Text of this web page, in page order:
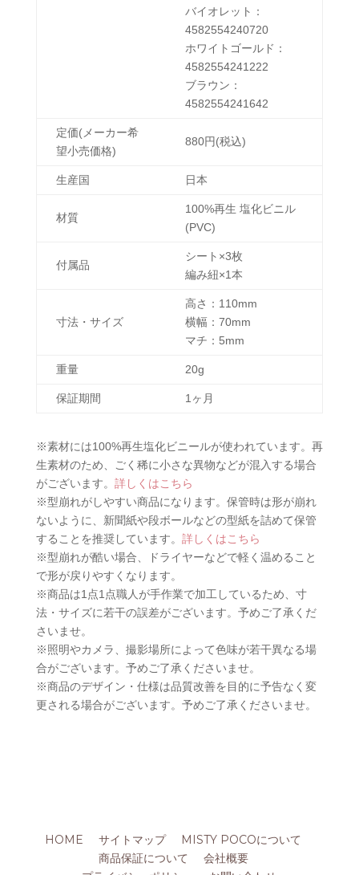
バイオレット：
4582554240720
ホワイトゴールド：
4582554241222
ブラウン：
4582554241642
定価(メーカー希
望小売価格)
880円(税込)
生産国 日本
材質
100%再生 塩化ビニル
(PVC)
付属品
シート×3枚
編み紐×1本
寸法・サイズ
高さ：110mm
横幅：70mm
マチ：5mm
重量 20g
保証期間 1ヶ月
※素材には100%再生塩化ビニールが使われています。再
生素材のため、ごく稀に小さな異物などが混入する場合
がございます。 詳しくはこちら
※型崩れがしやすい商品になります。保管時は形が崩れ
ないように、新聞紙や段ボールなどの型紙を詰めて保管
することを推奨しています。 詳しくはこちら
※型崩れが酷い場合、ドライヤーなどで軽く温めること
で形が戻りやすくなります。
※商品は1点1点職人が手作業で加工しているため、寸
法・サイズに若干の誤差がございます。予めご了承くだ
さいませ。
※照明やカメラ、撮影場所によって色味が若干異なる場
合がございます。予めご了承くださいませ。
※商品のデザイン・仕様は品質改善を目的に予告なく変
更される場合がございます。予めご了承くださいませ。
HOME サイトマップ
MISTY POCOについて
商品保証について
会社概要